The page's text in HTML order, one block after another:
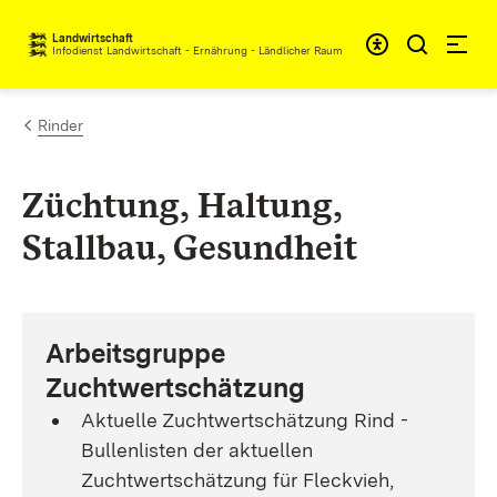
Zum Inhalt springen
Landwirtschaft
Infodienst Landwirtschaft - Ernährung - Ländlicher Raum
Rinder
Züchtung, Haltung,
Stallbau, Gesundheit
Arbeitsgruppe
Zuchtwertschätzung
Aktuelle Zuchtwertschätzung Rind -
Bullenlisten der aktuellen
Zuchtwertschätzung für Fleckvieh,